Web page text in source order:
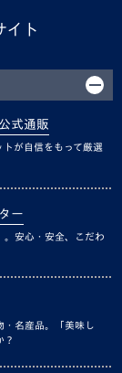
イト
式通販
トが自信をもって厳選
ー
。安心・安全、こだわ
・名産品。「美味し
？